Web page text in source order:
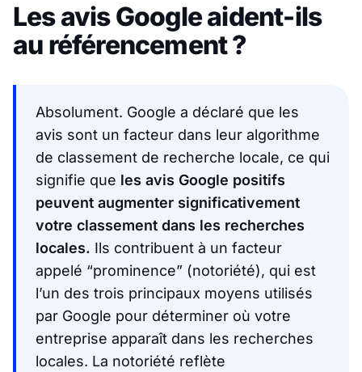
Les avis Google aident-ils
au référencement ?
Absolument. Google a déclaré que les
avis sont un facteur dans leur algorithme
de classement de recherche locale, ce qui
signifie que les avis Google positifs
peuvent augmenter significativement
votre classement dans les recherches
locales. Ils contribuent à un facteur
appelé “prominence” (notoriété), qui est
l’un des trois principaux moyens utilisés
par Google pour déterminer où votre
entreprise apparaît dans les recherches
locales. La notoriété reflète